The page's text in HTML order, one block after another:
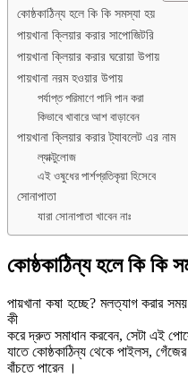
কোষ্ঠকাঠিন্য হলে কি কি সমস্যা হয়
পায়খানা ক্লিয়ার করার সাপোজিটরি
পায়খানা ক্লিয়ার করার ঘরোয়া উপায়
পায়খানা নরম হওয়ার উপায়
পর্যাপ্ত পরিমাণে পানি পান করা
কিভাবে খাবারে আশ বাড়াবেন
পায়খানা ক্লিয়ার করার ট্যাবলেট এর নাম
ল্যাক্টুলোজ
এই ওষুধের পার্শপ্রতিকৃয়া হিসেবে
সোনাপাতা
যারা সোনাপাতা খাবেন নাঃ
কোষ্ঠকাঠিন্য হলে কি কি
পায়খানা কষা হচ্ছে? মলত্যাগ করার
কী
করে দ্রুত সমাধান করবেন, সেটা এই
যাতে কোষ্ঠকাঠিন্য থেকে পাইলস, গেঁজের
বাঁচতে পারেন ।